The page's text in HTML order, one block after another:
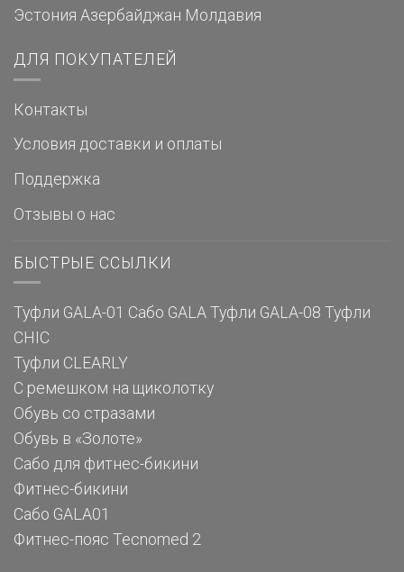
Эстония Азербайджан Молдавия
ДЛЯ ПОКУПАТЕЛЕЙ
Контакты
Условия доставки и оплаты
Поддержка
Отзывы о нас
БЫСТРЫЕ ССЫЛКИ
Туфли GALA-01 Сабо GALA Туфли GALA-08 Туфли
CHIC
Туфли CLEARLY
С ремешком на щиколотку
Обувь со стразами
Обувь в «Золоте»
Сабо для фитнес-бикини
Фитнес-бикини
Сабо GALA01
Фитнес-пояс Tecnomed 2